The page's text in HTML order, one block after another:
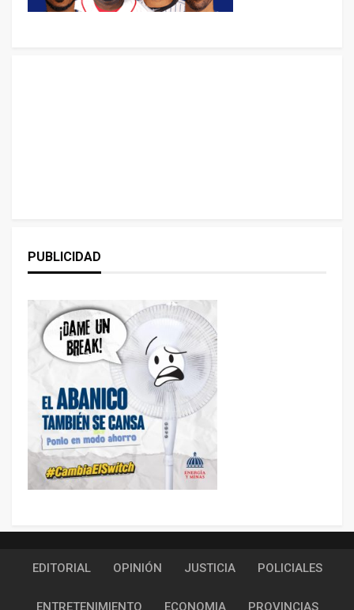
PUBLICIDAD
EDITORIAL OPINIÓN JUSTICIA POLICIALES
ENTRETENIMIENTO ECONOMIA PROVINCIAS